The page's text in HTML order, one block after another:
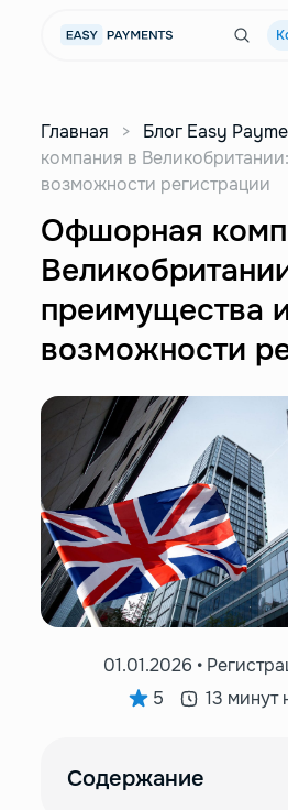
Главная > Блог Easy
компания в
возможности регистрации
Офшорная
преимущества
возможности
01.01.2026 •
5
13 минут
Содержание